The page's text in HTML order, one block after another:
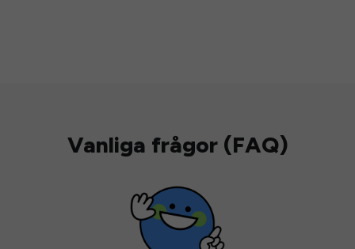
Vanliga frågor (FAQ)